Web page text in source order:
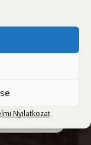
Nyilatkozat